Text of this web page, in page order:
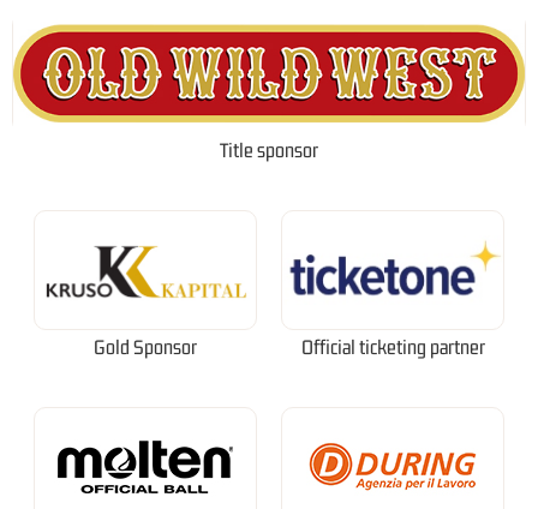
Title sponsor
Gold Sponsor Official ticketing partner